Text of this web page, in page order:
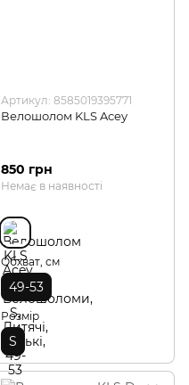
Артикул: 8585019395771
Велошолом KLS Acey
850 грн
Немає в наявності
Обхват, см
49-53
Розмір
S